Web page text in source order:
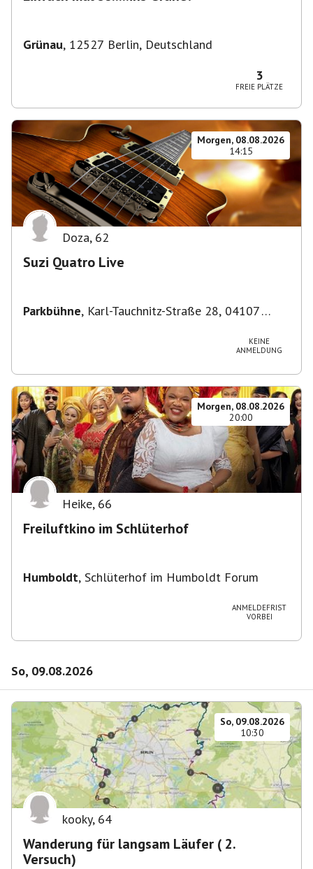
Grünau, 12527 Berlin, Deutschland
3
FREIE PLÄTZE
Morgen, 08.08.2026
14:15
Doza, 62
Suzi Quatro Live
Parkbühne, Karl-Tauchnitz-Straße 28, 04107
KEINE
ANMELDUNG
Morgen, 08.08.2026
20:00
Heike, 66
Freiluftkino im Schlüterhof
Humboldt, Schlüterhof im Humboldt Forum
ANMELDEFRIST
VORBEI
So, 09.08.2026
So, 09.08.2026
10:30
kooky, 64
Wanderung für langsam Läufer ( 2.
Versuch)